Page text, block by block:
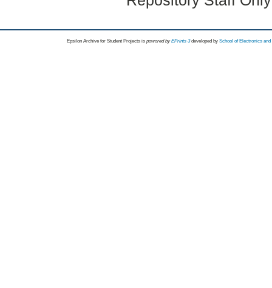
Epsilon Archive for Student Projects is powored byEPrints 3 developed by School of Electronics